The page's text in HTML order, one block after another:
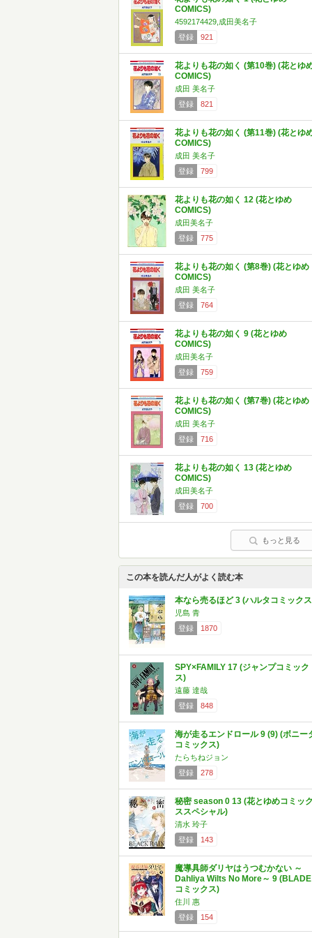
COMICS)
4592174429,成田美名子
登録
921
花よりも花の如く (第10巻) (花とゆ
COMICS)
成田 美名子
登録
821
花よりも花の如く (第11巻) (花とゆ
COMICS)
成田 美名子
登録
799
花よりも花の如く 12 (花とゆめ
COMICS)
成田美名子
登録
775
花よりも花の如く (第8巻) (花とゆめ
COMICS)
成田 美名子
登録
764
花よりも花の如く 9 (花とゆめ
COMICS)
成田美名子
登録
759
花よりも花の如く (第7巻) (花とゆめ
COMICS)
成田 美名子
登録
716
花よりも花の如く 13 (花とゆめ
COMICS)
成田美名子
登録
700
もっと見る
この本を読んだ人がよく読む本
本なら売るほど 3 (ハルタコミック
児島 青
登録
1870
SPY×FAMILY 17 (ジャンプコミック
ス)
遠藤 達哉
登録
848
海が走るエンドロール 9 (9) (ボニー
コミックス)
たらちねジョン
登録
278
秘密 season 0 13 (花とゆめコミッ
ススペシャル)
清水 玲子
登録
143
魔導具師ダリヤはうつむかない ～
Dahliya Wilts No More～ 9 (BLADE
コミックス)
住川 惠
登録
154